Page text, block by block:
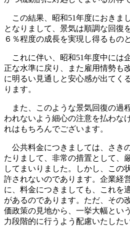
この結果、昭和51年度におきま
となりまして、景気は順調な回復
６％程度の成長を実現し得るもの
これに伴い、昭和51年度中には
正な水準に戻り、また雇用情勢も
に明るい見通しと安心感が出てく
ります。
また、このような景気回復の過
われないよう細心の注意を払わな
れはもちろんでございます。
公共料金につきましては、さき
たりまして、非常の措置として、
してまいりました。しかし、この
許されないのであります。企業経
に、料金につきましても、これを
があるのであります。ただ、その
価政策の見地から、一挙大幅とい
力段階的に行うよう配慮いたした